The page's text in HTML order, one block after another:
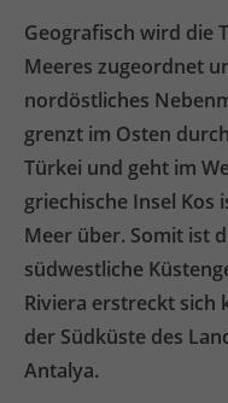
Geografisch wird die
Meeres zugeordnet
nordöstliches
grenzt im Osten
Türkei und geht im
griechische Insel Kos
Meer über. Somit ist
südwestliche
Riviera erstreckt sich
der Südküste des
Antalya.